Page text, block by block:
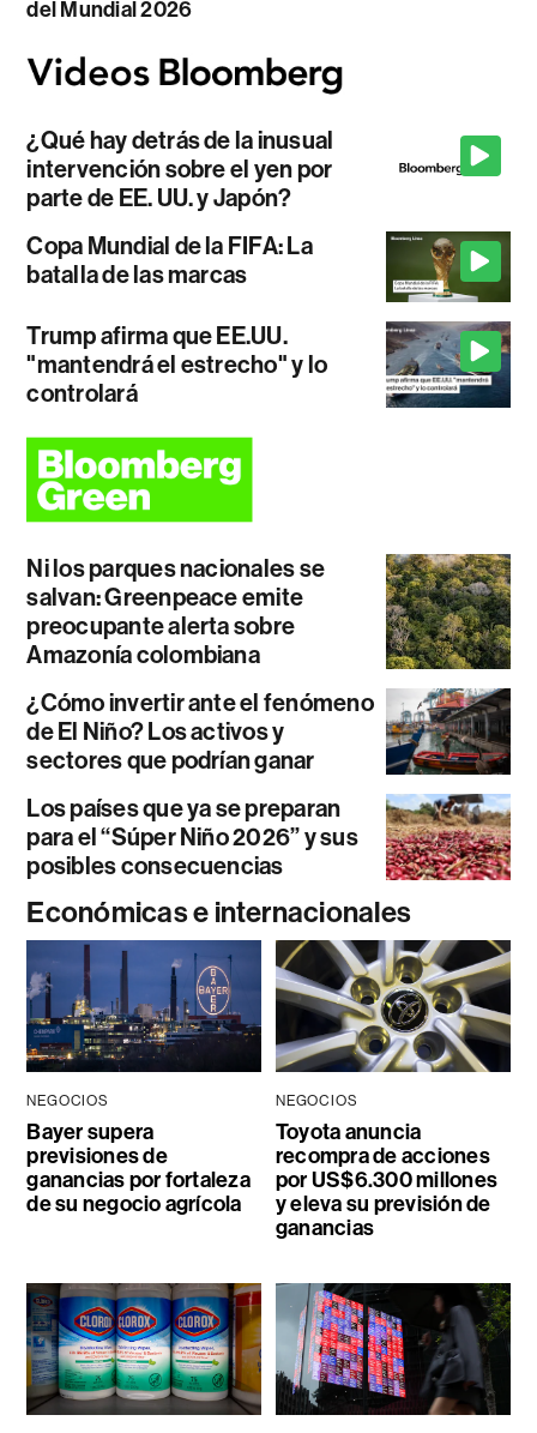
del Mundial 2026
¿Qué hay detrás de la inusual
intervención sobre el yen por
parte de EE. UU. y Japón?
Copa Mundial de la FIFA: La
batalla de las marcas
Trump afirma que EE.UU.
"mantendrá el estrecho" y lo
controlará
Ni los parques nacionales se
salvan: Greenpeace emite
preocupante alerta sobre
Amazonía colombiana
¿Cómo invertir ante el fenómeno
de El Niño? Los activos y
sectores que podrían ganar
Los países que ya se preparan
para el “Súper Niño 2026” y sus
posibles consecuencias
Económicas e internacionales
NEGOCIOS
Bayer supera
previsiones de
ganancias por fortaleza
de su negocio agrícola
NEGOCIOS
Toyota anuncia
recompra de acciones
por US$6.300 millones
y eleva su previsión de
ganancias